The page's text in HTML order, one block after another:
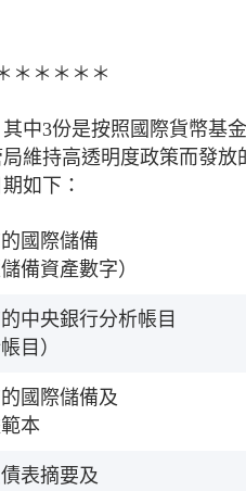
＊＊＊＊＊
中3份是按照國際貨幣基
維持高透明度政策而發
如下：
國際儲備
備資產數字）
中央銀行分析帳目
目）
國際儲備及
本
表摘要及